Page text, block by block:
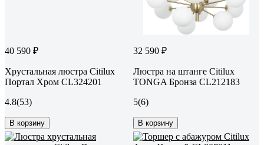
40 590 ₽
Хрустальная люстра Citilux
Портал Хром CL324201
4.8(53)
В корзину
32 590 ₽
Люстра на штанге Citilux
TONGA Бронза CL212183
5(6)
В корзину